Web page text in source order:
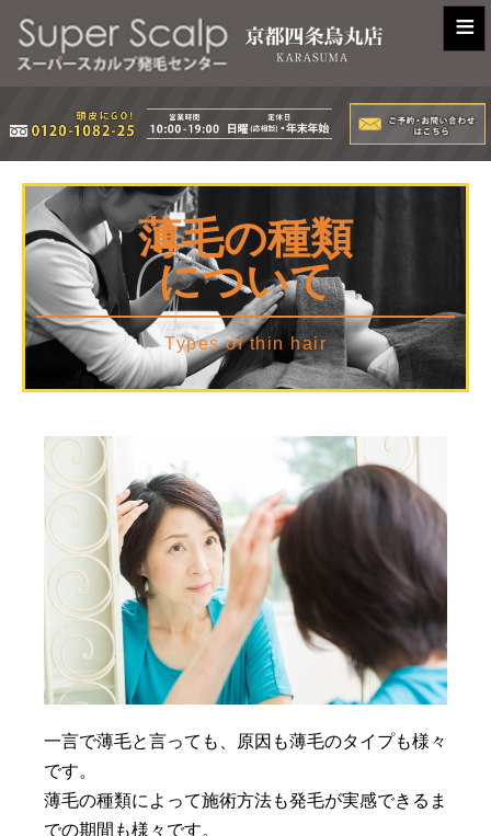
≡
薄毛の種類
について
Types of thin hair
一言で薄毛と言っても、原因も薄毛のタイプも様々
です。
薄毛の種類によって施術方法も発毛が実感できるま
での期間も様々です。